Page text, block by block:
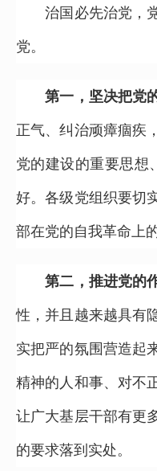
治国必先治党，党
党。
第一，坚决把党
正气、纠治顽瘴痼疾
党的建设的重要思想
好。各级党组织要切
部在党的自我革命上
第二，推进党的
性，并且越来越具有
实把严的氛围营造起
精神的人和事、对不
让广大基层干部有更
的要求落到实处。